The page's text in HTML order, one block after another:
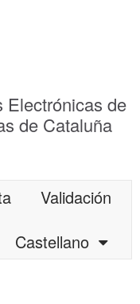
Electrónicas de
de Cataluña
Validación
Castellano